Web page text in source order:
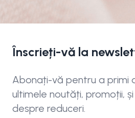
Înscrieți-vă la
Abonați-vă pentru a primi
ultimele noutăți, promoții,
despre reduceri.